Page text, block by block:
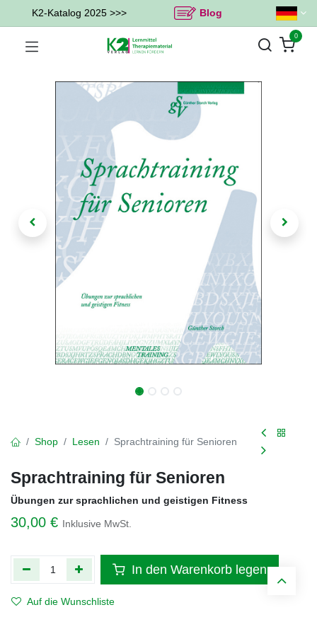
K2-Katalog 2025 >>> Blog
0
Shop Lesen Sprachtraining für Senioren
Sprachtraining für Senioren
Übungen zur sprachlichen und geistigen Fitness
30,00 € Inklusive MwSt.
In den Warenkorb legen
Auf die Wunschliste